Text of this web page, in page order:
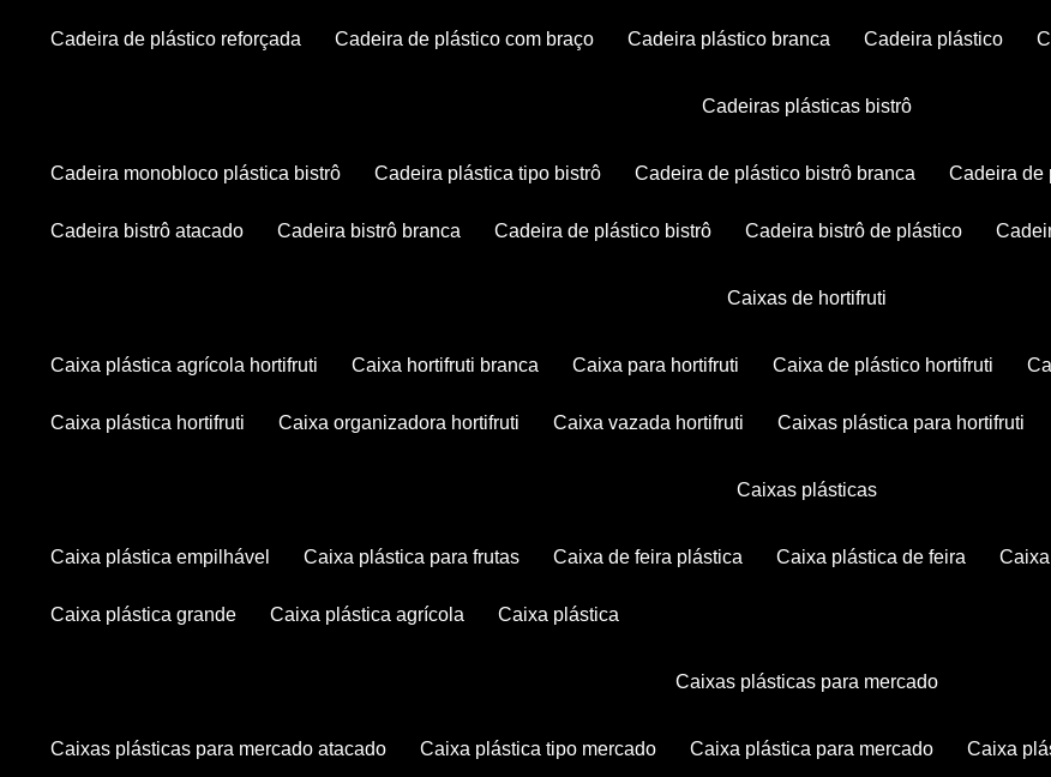
cadeira de plástico reforçada cadeira de plástico com braço cadeira plástico branca cadeira plástico
cadeiras plásticas bistrô
cadeira monobloco plástica bistrô cadeira plástica tipo bistrô cadeira de plástico bistrô branca cadeira
cadeira bistrô atacado cadeira bistrô branca cadeira de plástico bistrô cadeira bistrô de plástico
caixas de hortifruti
caixa plástica agrícola hortifruti caixa hortifruti branca caixa para hortifruti caixa de plástico hortifruti
caixa plástica hortifruti caixa organizadora hortifruti caixa vazada hortifruti caixas plástica para hortifruti
caixas plásticas
caixa plástica empilhável caixa plástica para frutas caixa de feira plástica caixa plástica de feira
caixa plástica grande caixa plástica agrícola caixa plástica
caixas plásticas para mercado
caixas plásticas para mercado atacado caixa plástica tipo mercado caixa plástica para mercado caixa